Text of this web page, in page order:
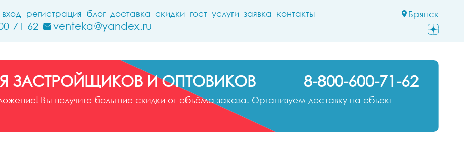
Брянск
вход регистрация блог доставка скидки гост услуги заявка контакты
71-62 venteka@yandex.ru
ЗАСТРОЙЩИКОВ И ОПТОВИКОВ 8-800-600-71-62
Вы получите большие скидки от объёма заказа. Организуем доставку на объект